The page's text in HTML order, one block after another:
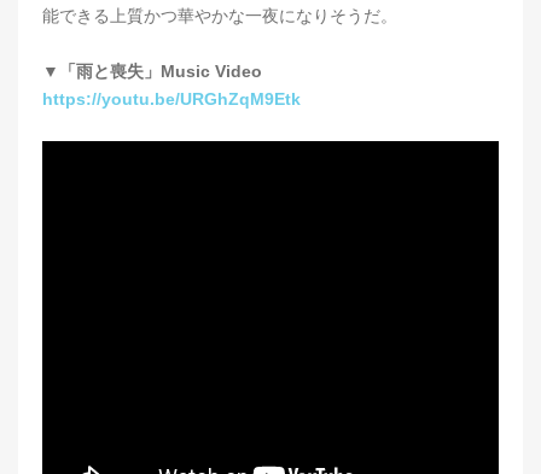
能できる上質かつ華やかな一夜になりそうだ。
▼「雨と喪失」Music Video
https://youtu.be/URGhZqM9Etk